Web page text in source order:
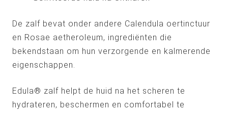
De zalf bevat onder andere Calendula oertinctuur
en Rosae aetheroleum, ingrediënten die
bekendstaan om hun verzorgende en kalmerende
eigenschappen.
Edula® zalf helpt de huid na het scheren te
hydrateren, beschermen en comfortabel te